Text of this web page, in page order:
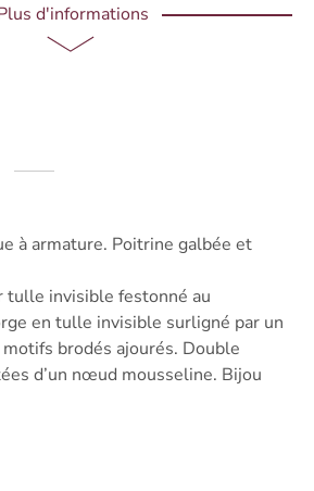
d'informations
à armature. Poitrine galbée et
tulle invisible festonné au
en tulle invisible surligné par un
brodés ajourés. Double
d’un nœud mousseline. Bijou